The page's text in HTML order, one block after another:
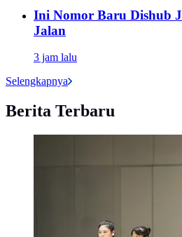
Ini Nomor Baru Dishub
Jalan
3 jam lalu
Selengkapnya
Berita Terbaru